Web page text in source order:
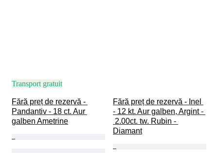
Transport gratuit
Fără preț de rezervă -
Pandantiv - 18 ct. Aur
galben Ametrine
Fără preț de rezervă - Inel
- 12 kt. Aur galben, Argint -
2.00ct. tw. Rubin -
Diamant